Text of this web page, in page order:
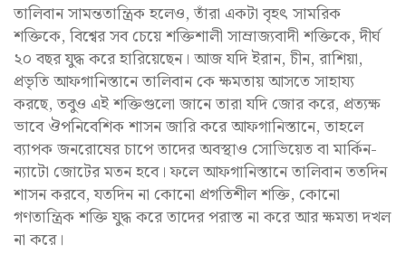
তালিবান সামন্ততান্ত্রিক হলেও, তাঁরা একটা বৃহৎ সামরিক
শক্তিকে, বিশ্বের সব চেয়ে শক্তিশালী সাম্রাজ্যবাদী শক্তিকে, দীর্ঘ
২০ বছর যুদ্ধ করে হারিয়েছেন। আজ যদি ইরান, চীন, রাশিয়া,
প্রভৃতি আফগানিস্তানে তালিবান কে ক্ষমতায় আসতে সাহায্য
করছে, তবুও এই শক্তিগুলো জানে তারা যদি জোর করে, প্রত্যক্ষ
ভাবে ঔপনিবেশিক শাসন জারি করে আফগানিস্তানে, তাহলে
ব্যাপক জনরোষের চাপে তাদের অবস্থাও সোভিয়েত বা মার্কিন-
ন্যাটো জোটের মতন হবে। ফলে আফগানিস্তানে তালিবান ততদিন
শাসন করবে, যতদিন না কোনো প্রগতিশীল শক্তি, কোনো
গণতান্ত্রিক শক্তি যুদ্ধ করে তাদের পরাস্ত না করে আর ক্ষমতা দখল
না করে।